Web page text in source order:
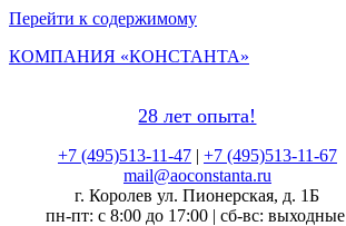
Перейти к содержимому
КОМПАНИЯ «КОНСТАНТА»
28 лет опыта!
+7 (495)513-11-47| +7 (495)513-11-67
mail@aoconstanta.ru
г. Королев ул. Пионерская, д. 1Б
пн-пт: с 8:00 до 17:00 | сб-вс: выходные